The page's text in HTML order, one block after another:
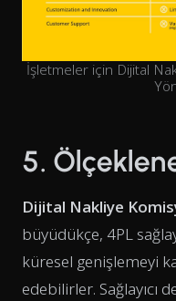
İşletmeler için Dijital
5.
Dijital Nakliye
büyüdükçe, 4PL
küresel genişlemeyi
edebilirler. Sağlayıcı